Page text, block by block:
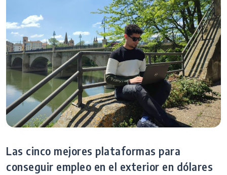
Las cinco mejores plataformas para
conseguir empleo en el exterior en dólares